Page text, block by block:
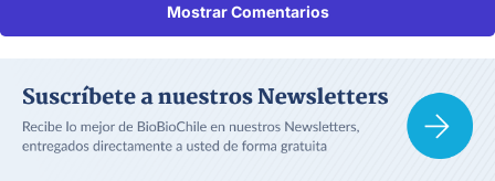
Mostrar Comentarios